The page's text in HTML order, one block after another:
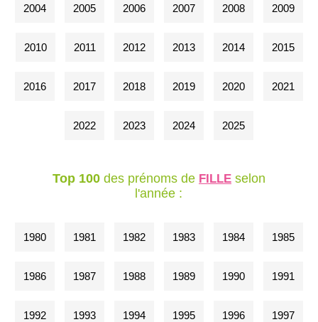
2004 2005 2006 2007 2008 2009
2010 2011 2012 2013 2014 2015
2016 2017 2018 2019 2020 2021
2022 2023 2024 2025
Top 100des prénoms de FILLEselon
l'année :
1980 1981 1982 1983 1984 1985
1986 1987 1988 1989 1990 1991
1992 1993 1994 1995 1996 1997